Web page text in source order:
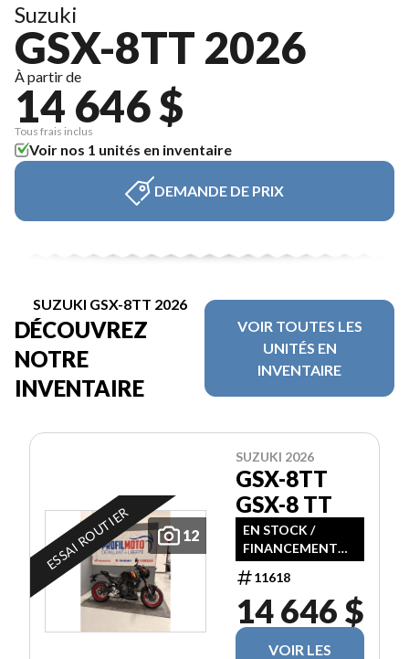
Suzuki
GSX-8TT 2026
À partir de
14 646 $
Tous frais inclus
Voir nos 1 unités en inventaire
DEMANDE DE PRIX
SUZUKI GSX-8TT 2026
DÉCOUVREZ
NOTRE
INVENTAIRE
VOIR TOUTES LES
UNITÉS EN
INVENTAIRE
12
ESSAI ROUTIER
SUZUKI 2026
GSX-8TT
GSX-8 TT
EN STOCK /
FINANCEMENT
DISPONIBLE
11618
14 646 $
VOIR LES